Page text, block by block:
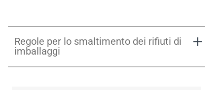
Regole per lo smaltimento dei rifiuti di
imballaggi